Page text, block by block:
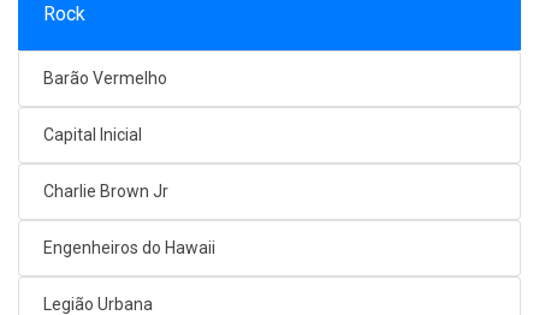
Rock
Barão Vermelho
Capital Inicial
Charlie Brown Jr
Engenheiros do Hawaii
Legião Urbana